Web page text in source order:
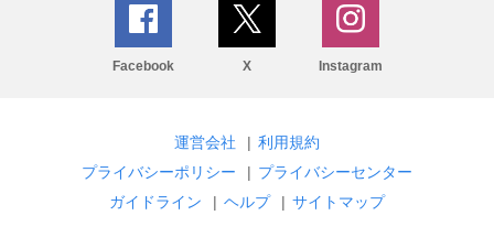
Facebook X Instagram
運営会社 | 利用規約
プライバシーポリシー
| プライバシーセンター
ガイドライン
| ヘルプ | サイトマップ